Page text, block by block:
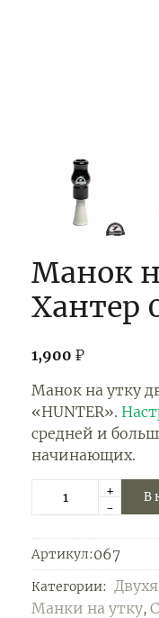
Манок
Хантер
1,900 ₽
Манок на утку
«HUNTER».
средней и
начинающих.
+
-
В
Артикул:067
Категории:
Манки на утку,